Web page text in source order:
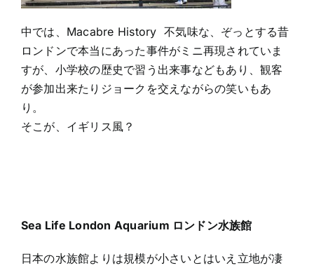
中では、Macabre History 不気味な、ぞっとする昔
ロンドンで本当にあった事件がミニ再現されていま
すが、小学校の歴史で習う出来事などもあり、観客
が参加出来たりジョークを交えながらの笑いもあ
り。
そこが、イギリス風？
Sea Life London Aquarium ロンドン水族館
日本の水族館よりは規模が小さいとはいえ立地が凄